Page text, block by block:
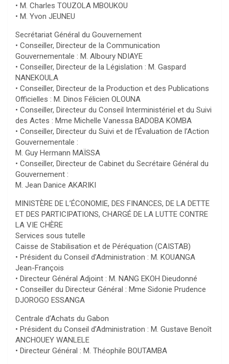
• M. Charles TOUZOLA MBOUKOU
• M. Yvon JEUNEU
Secrétariat Général du Gouvernement
• Conseiller, Directeur de la Communication
Gouvernementale : M. Alboury NDIAYE
• Conseiller, Directeur de la Législation : M. Gaspard
NANEKOULA
• Conseiller, Directeur de la Production et des Publications
Officielles : M. Dinos Félicien OLOUNA
• Conseiller, Directeur du Conseil Interministériel et du Suivi
des Actes : Mme Michelle Vanessa BADOBA KOMBA
• Conseiller, Directeur du Suivi et de l’Évaluation de l’Action
Gouvernementale :
M. Guy Hermann MAÏSSA
• Conseiller, Directeur de Cabinet du Secrétaire Général du
Gouvernement :
M. Jean Danice AKARIKI
MINISTÈRE DE L’ÉCONOMIE, DES FINANCES, DE LA DETTE
ET DES PARTICIPATIONS, CHARGÉ DE LA LUTTE CONTRE
LA VIE CHÈRE
Services sous tutelle
Caisse de Stabilisation et de Péréquation (CAISTAB)
• Président du Conseil d’Administration : M. KOUANGA
Jean-François
• Directeur Général Adjoint : M. NANG EKOH Dieudonné
• Conseiller du Directeur Général : Mme Sidonie Prudence
DJOROGO ESSANGA
Centrale d’Achats du Gabon
• Président du Conseil d’Administration : M. Gustave Benoît
ANCHOUEY WANLELE
• Directeur Général : M. Théophile BOUTAMBA